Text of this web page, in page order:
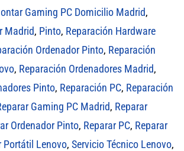
Gaming PC Domicilio Madrid,
Madrid, Pinto, Reparación Hardware
Ordenador Pinto, Reparación
, Reparación Ordenadores Madrid,
Pinto, Reparación PC, Reparación
Gaming PC Madrid, Reparar
Ordenador Pinto, Reparar PC, Reparar
Portátil Lenovo, Servicio Técnico Lenovo,